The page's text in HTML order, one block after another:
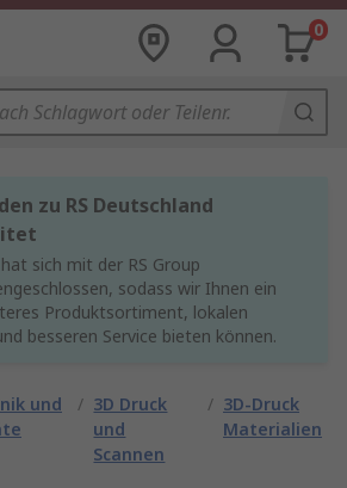
0
zu RS Deutschland
sich mit der RS Group
sodass wir Ihnen ein
Produktsortiment, lokalen
besseren Service bieten können.
und
/ 3D Druck
und
Scannen
/ 3D-Druck
Materialien